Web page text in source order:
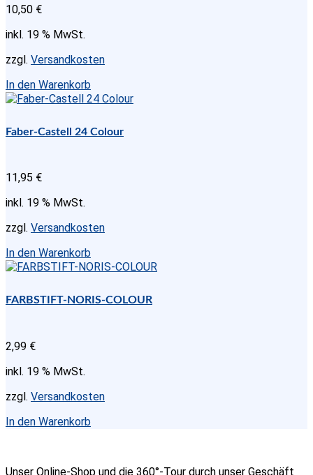
10,50 €
inkl. 19 % MwSt.
zzgl. Versandkosten
In den Warenkorb
Faber-Castell 24 Colour
11,95 €
inkl. 19 % MwSt.
zzgl. Versandkosten
In den Warenkorb
FARBSTIFT-NORIS-COLOUR
2,99 €
inkl. 19 % MwSt.
zzgl. Versandkosten
In den Warenkorb
Unser Online-Shop und die 360°-Tour durch unser Geschäft